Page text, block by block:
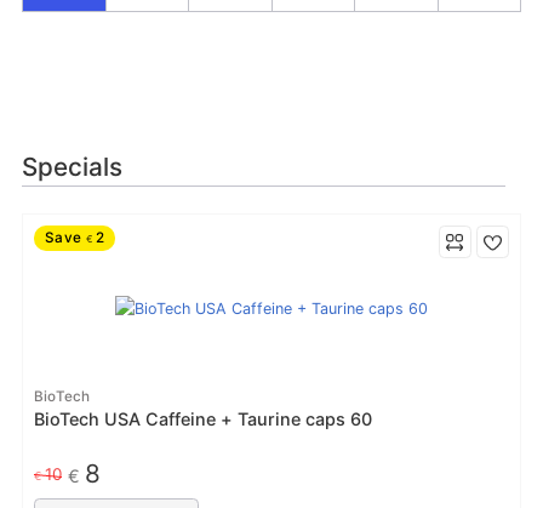
Specials
Save € 2
BioTech
BioTech USA Caffeine + Taurine caps 60
€10 € 8